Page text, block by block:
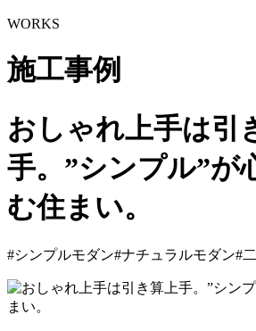
WORKS
施工事例
おしゃれ上手は引
手。”シンプル”が
む住まい。
#シンプルモダン#ナチュラルモダン#